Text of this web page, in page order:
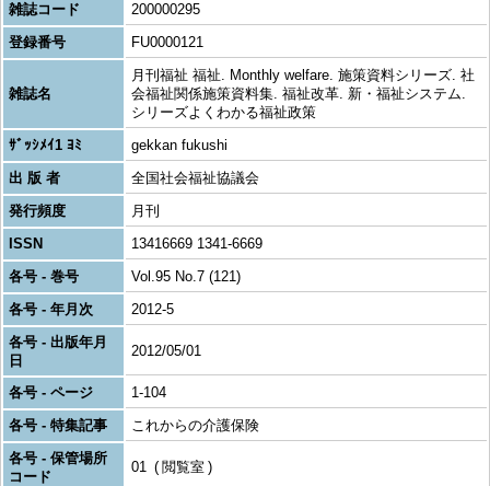
雑誌コード
200000295
登録番号
FU0000121
雑誌名
月刊福祉 福祉. Monthly welfare. 施策資料シリーズ. 社
会福祉関係施策資料集. 福祉改革. 新・福祉システム.
シリーズよくわかる福祉政策
ｻﾞｯｼﾒｲ1 ﾖﾐ
gekkan fukushi
出 版 者
全国社会福祉協議会
発行頻度
月刊
ISSN
13416669 1341-6669
各号 - 巻号
Vol.95 No.7 (121)
各号 - 年月次
2012-5
各号 - 出版年月
日
2012/05/01
各号 - ページ
1-104
各号 - 特集記事
これからの介護保険
各号 - 保管場所
コード
01 閲覧室